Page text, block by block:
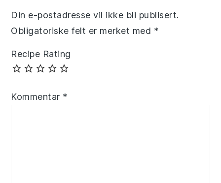
Din e-postadresse vil ikke bli publisert.
Obligatoriske felt er merket med *
Recipe Rating
Kommentar *